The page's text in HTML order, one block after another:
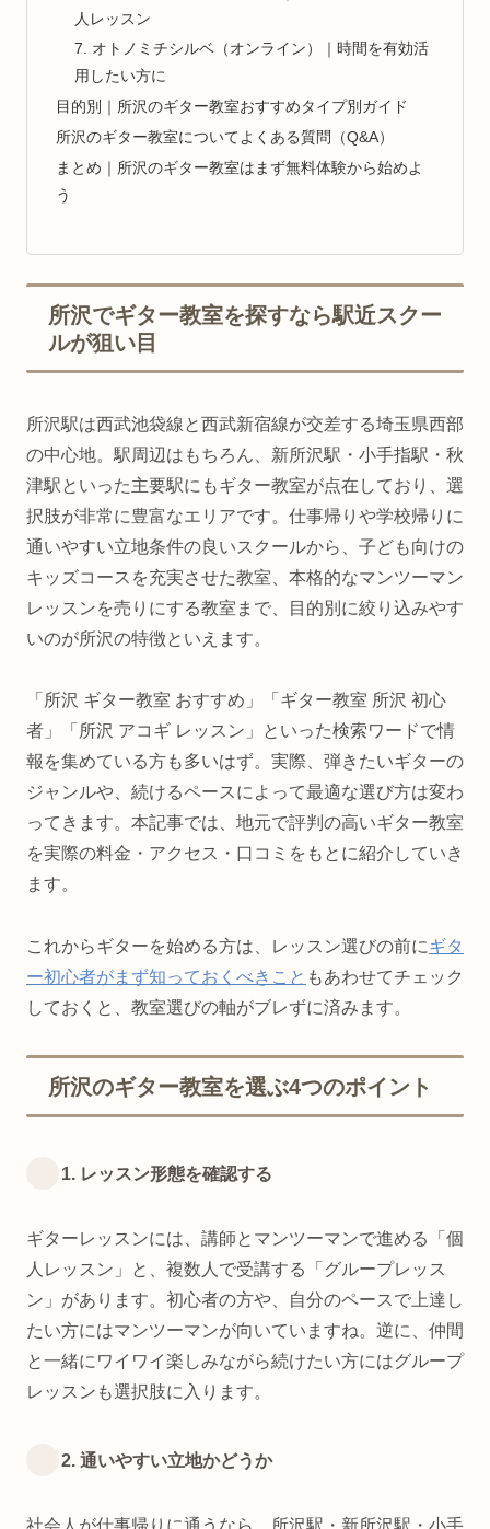
人レッスン
7. オトノミチシルベ（オンライン）｜時間を有効活
用したい方に
目的別｜所沢のギター教室おすすめタイプ別ガイド
所沢のギター教室についてよくある質問（Q&A）
まとめ｜所沢のギター教室はまず無料体験から始めよ
う
所沢でギター教室を探すなら駅近スクー
ルが狙い目
所沢駅は西武池袋線と西武新宿線が交差する埼玉県西部
の中心地。駅周辺はもちろん、新所沢駅・小手指駅・秋
津駅といった主要駅にもギター教室が点在しており、選
択肢が非常に豊富なエリアです。仕事帰りや学校帰りに
通いやすい立地条件の良いスクールから、子ども向けの
キッズコースを充実させた教室、本格的なマンツーマン
レッスンを売りにする教室まで、目的別に絞り込みやす
いのが所沢の特徴といえます。
「所沢 ギター教室 おすすめ」「ギター教室 所沢 初心
者」「所沢 アコギ レッスン」といった検索ワードで情
報を集めている方も多いはず。実際、弾きたいギターの
ジャンルや、続けるペースによって最適な選び方は変わ
ってきます。本記事では、地元で評判の高いギター教室
を実際の料金・アクセス・口コミをもとに紹介していき
ます。
これからギターを始める方は、レッスン選びの前にギタ
ー初心者がまず知っておくべきこと もあわせてチェック
しておくと、教室選びの軸がブレずに済みます。
所沢のギター教室を選ぶ4つのポイント
1. レッスン形態を確認する
ギターレッスンには、講師とマンツーマンで進める「個
人レッスン」と、複数人で受講する「グループレッス
ン」があります。初心者の方や、自分のペースで上達し
たい方にはマンツーマンが向いていますね。逆に、仲間
と一緒にワイワイ楽しみながら続けたい方にはグループ
レッスンも選択肢に入ります。
2. 通いやすい立地かどうか